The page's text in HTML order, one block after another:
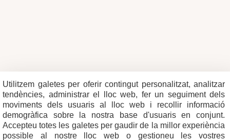
Utilitzem galetes per oferir contingut personalitzat, analitzar
tendències, administrar el lloc web, fer un seguiment dels
moviments dels usuaris al lloc web i recollir informació
demogràfica sobre la nostra base d'usuaris en conjunt.
Accepteu totes les galetes per gaudir de la millor experiència
possible al nostre lloc web o gestioneu les vostres